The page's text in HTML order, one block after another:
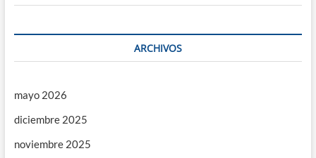
ARCHIVOS
mayo 2026
diciembre 2025
noviembre 2025